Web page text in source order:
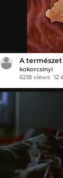
A
kokorcsinyi
6218 views 12